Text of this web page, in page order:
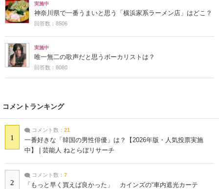
実施中
神奈川県で一番うまいと思う「横浜家系ラーメン店」はどこ？
回答数：8506
実施中
唯一無二の歌声だと思うボーカリストは？
回答数：8080
コメントランキング
1
コメント数： 21
一番好きな「韓国の男性俳優」は？【2026年版・人気投票実施
中】 | 芸能人 ねとらぼリサーチ
2
コメント数： 7
「もっと早く買えば良かった」 カインズの“車内遮光カーテ